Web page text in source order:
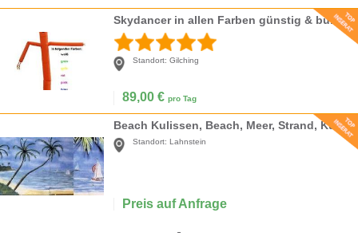
Skydancer in allen Farben günstig & bundesweit
Standort: Gilching
89,00 € pro Tag
Beach Kulissen, Beach, Meer, Strand, Kulisse, Beachparty, Strandparty, Palmen, Küste, Event, Messe, Veranstaltung
Standort: Lahnstein
Preis auf Anfrage